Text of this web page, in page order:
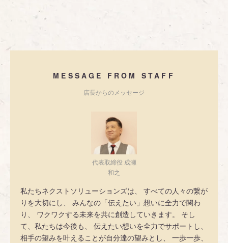
MESSAGE FROM STAFF
店長からのメッセージ
代表取締役 成瀬
和之
私たちネクストソリューションズは、 すべての人々の繋が
りを大切にし、 みんなの「伝えたい」想いに全力で関わ
り、 ワクワクする未来を共に創造していきます。 そし
て、私たちは今後も、 伝えたい想いを全力でサポートし、
相手の望みを叶えることが自分達の望みとし、 一歩一歩、